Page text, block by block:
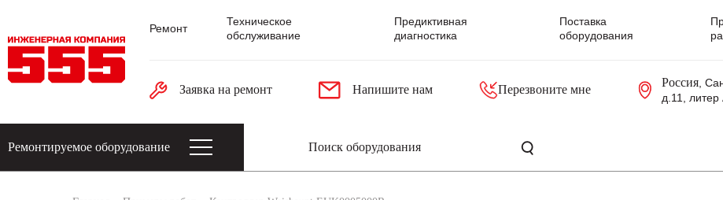
Ремонт
Техническое
обслуживание
Предиктивная
диагностика
Поставка
оборудования
Заявка на ремонт Напишите нам Перезвоните мне
Россия,
д.11,
Ремонтируемое оборудование